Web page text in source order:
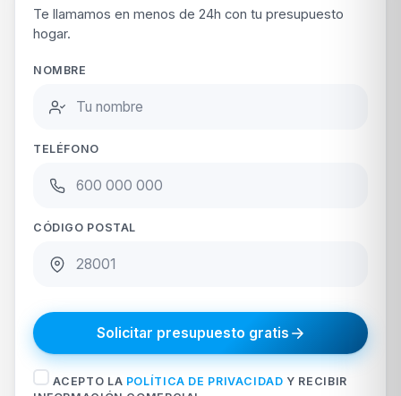
Te llamamos en menos de 24h con tu presupuesto
hogar.
NOMBRE
TELÉFONO
CÓDIGO POSTAL
Solicitar presupuesto gratis
ACEPTO LA POLÍTICA DE PRIVACIDAD Y RECIBIR